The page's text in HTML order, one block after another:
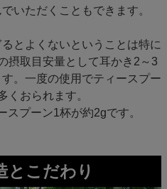
いただくこともできます。
とよくないということは特に
摂取目安量として耳かき2～3
。一度の使用でティースプー
くおられます。
プーン1杯が約2gです。
とこだわり